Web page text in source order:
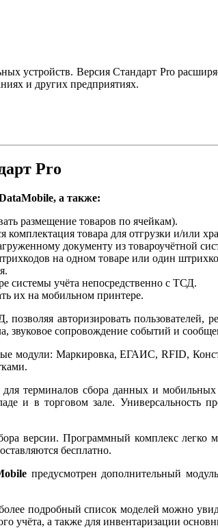
устройств. Версия Стандарт Pro
и других предприятиях.
Pro
а также:
размещение товаров по ячейкам).
товара для отгрузки и/или
документу из товароучётной
на одном товаре или один
системы учёта непосредственно с ТСД.
их на мобильном принтере.
авторизировать
звуковое сопровождение событий и
модули: Маркировка, ЕГАИС, RFID,
терминалов сбора данных и
в торговом зале. Универсальность
версии. Программный комплекс легко
бесплатно.
предусмотрен дополнительный
подробный список моделей можно
учёта, а также для инвентаризации